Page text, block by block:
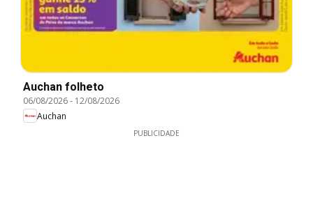
Auchan folheto
06/08/2026- 12/08/2026
Auchan
PUBLICIDADE